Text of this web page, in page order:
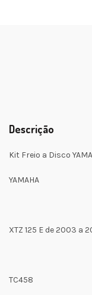
Descrição
Kit Freio a Disco
YAMAHA
XTZ 125 E de 2003 a
TC458